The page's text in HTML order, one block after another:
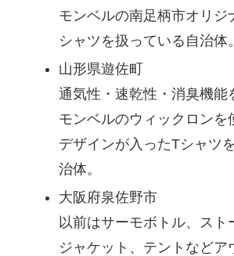
モンベルの南足柄市オリジ
シャツを扱っている自治体。
山形県遊佐町
通気性・速乾性・消臭機能
モンベルのウィックロンを
デザインが入ったTシャツ
治体。
大阪府泉佐野市
以前はサーモボトル、スト
ジャケット、テントなどア